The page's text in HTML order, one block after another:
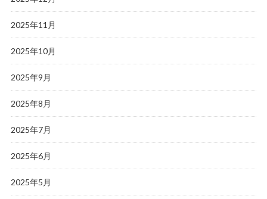
2025年11月
2025年10月
2025年9月
2025年8月
2025年7月
2025年6月
2025年5月